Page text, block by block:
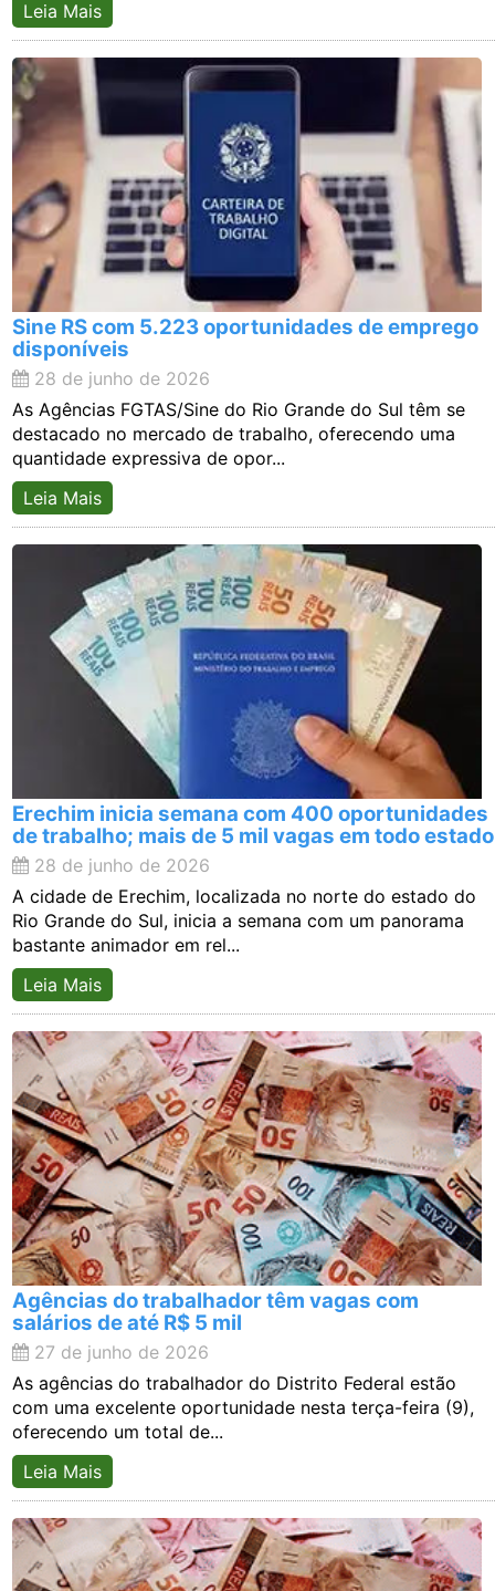
Leia Mais
Sine RS com 5.223 oportunidades de emprego
disponíveis
28 de junho de 2026
As Agências FGTAS/Sine do Rio Grande do Sul têm se
destacado no mercado de trabalho, oferecendo uma
quantidade expressiva de opor...
Leia Mais
Erechim inicia semana com 400 oportunidades
de trabalho; mais de 5 mil vagas em todo estado
28 de junho de 2026
A cidade de Erechim, localizada no norte do estado do
Rio Grande do Sul, inicia a semana com um panorama
bastante animador em rel...
Leia Mais
Agências do trabalhador têm vagas com
salários de até R$ 5 mil
27 de junho de 2026
As agências do trabalhador do Distrito Federal estão
com uma excelente oportunidade nesta terça-feira (9),
oferecendo um total de...
Leia Mais